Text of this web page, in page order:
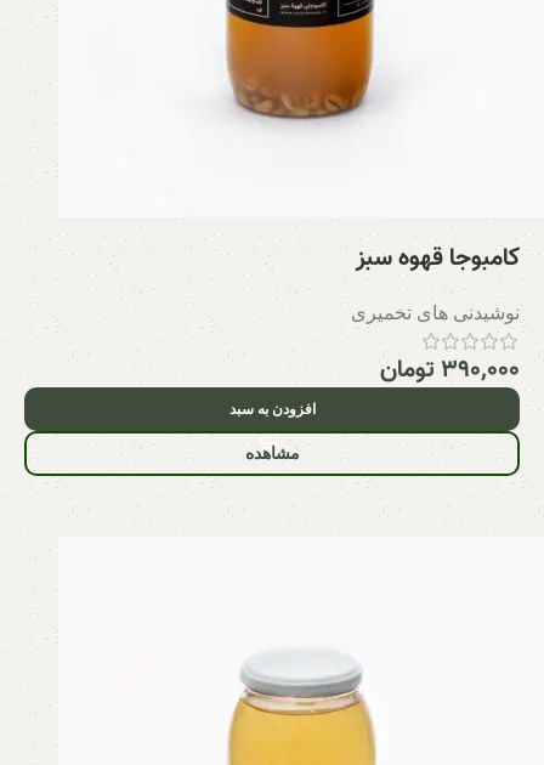
کامبوجا قهوه سبز
نوشیدنی های تخمیری
۳۹۰,۰۰۰تومان
افزودن به سبد
مشاهده